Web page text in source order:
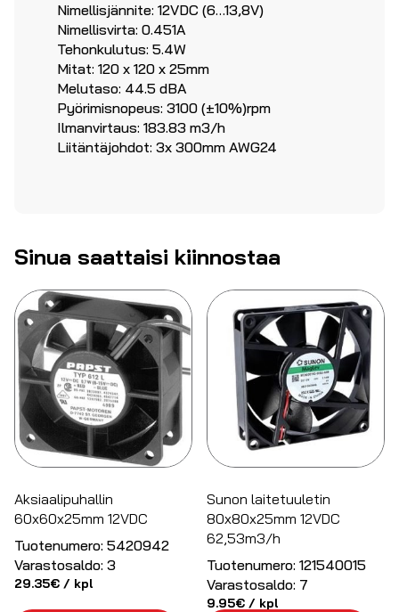
Nimellisjännite: 12VDC (6…13,8V)
Nimellisvirta: 0.451A
Tehonkulutus: 5.4W
Mitat: 120 x 120 x 25mm
Melutaso: 44.5 dBA
Pyörimisnopeus: 3100 (±10%)rpm
Ilmanvirtaus: 183.83 m3/h
Liitäntäjohdot: 3x 300mm AWG24
Sinua saattaisi kiinnostaa
Aksiaalipuhallin
60x60x25mm 12VDC
Tuotenumero: 5420942
Varastosaldo: 3
29.35€ / kpl
Sunon laitetuuletin
80x80x25mm 12VDC
62,53m3/h
Tuotenumero: 121540015
Varastosaldo: 7
9.95€ / kpl